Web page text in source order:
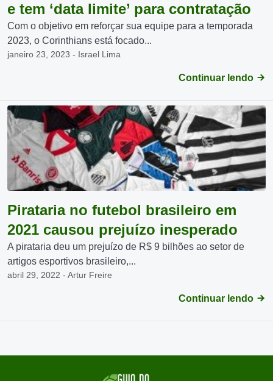
e tem ‘data limite’ para contratação
Com o objetivo em reforçar sua equipe para a temporada
2023, o Corinthians está focado...
janeiro 23, 2023 - Israel Lima
Continuar lendo
Pirataria no futebol brasileiro em
2021 causou prejuízo inesperado
A pirataria deu um prejuízo de R$ 9 bilhões ao setor de
artigos esportivos brasileiro,...
abril 29, 2022 - Artur Freire
Continuar lendo